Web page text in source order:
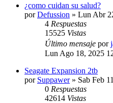
¿como cuidan su salud?
porDefussion » Lun Abr
4 Respuestas
15525 Vistas
Último mensaje por
Lun Ago 18, 2025
Seagate Expansion 2tb
por Suppawer» Sab Feb
0 Respuestas
42614 Vistas